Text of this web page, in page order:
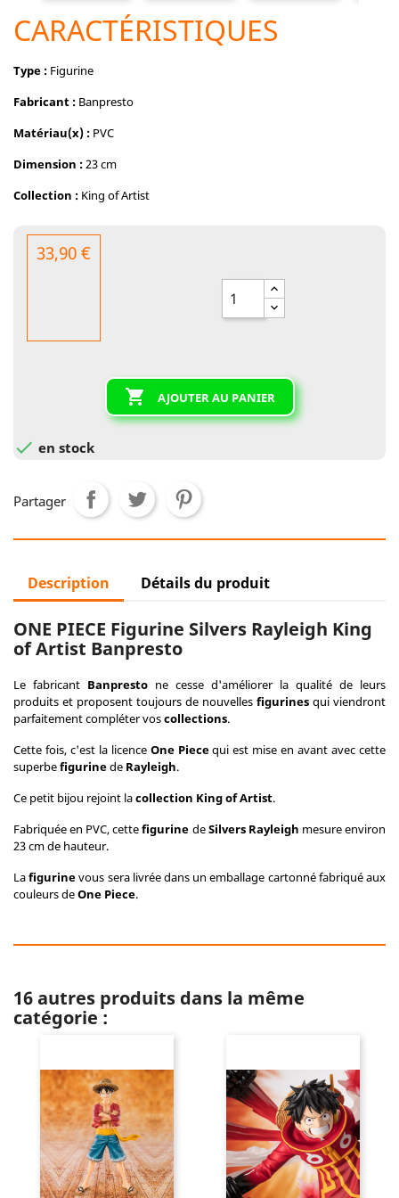
CARACTÉRISTIQUES
Type : Figurine
Fabricant : Banpresto
Matériau(x) : PVC
Dimension :23 cm
Collection : King of Artist
33,90 €
 AJOUTER AU PANIER
 en stock
Partager
Description Détails du produit
ONE PIECE Figurine Silvers Rayleigh King
of Artist Banpresto
Le fabricant Banpresto ne cesse d'améliorer la qualité de leurs
produits et proposent toujours de nouvelles figurines qui viendront
parfaitement compléter voscollections.
Cette fois, c'est la licence One Piecequi est mise en avant avec cette
superbefigurinede Rayleigh.
Ce petit bijou rejoint lacollection King of Artist.
Fabriquée en PVC, cettefigurine deSilvers Rayleigh mesure environ
23 cm de hauteur.
Lafigurinevous sera livrée dans un emballage cartonné fabriqué aux
couleurs deOne Piece.
16 autres produits dans la même
catégorie :